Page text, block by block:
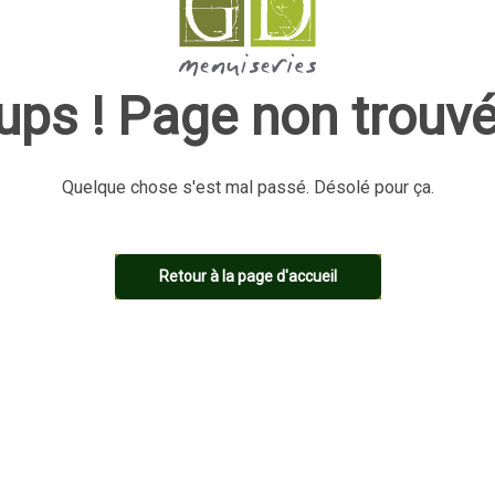
! Page non
Quelque chose s'est mal passé. Désolé pour ça.
Retour à la page d'accueil